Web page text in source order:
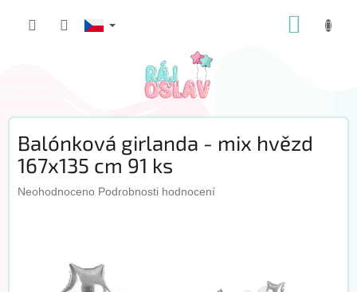
Balónková girlanda - mix hvězd
167x135 cm 91 ks
Průměrné
Neohodnoceno Podrobnosti hodnocení